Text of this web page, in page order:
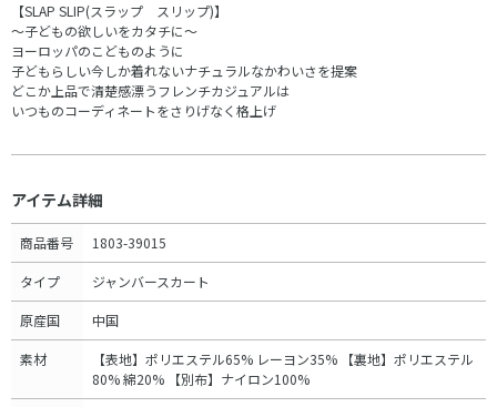
【SLAP SLIP(スラップ スリップ)】
～子どもの欲しいをカタチに～
ヨーロッパのこどものように
子どもらしい今しか着れないナチュラルなかわいさを提案
どこか上品で清楚感漂うフレンチカジュアルは
いつものコーディネートをさりげなく格上げ
アイテム詳細
商品番号 1803-39015
タイプ ジャンバースカート
原産国 中国
素材
【表地】ポリエステル65% レーヨン35% 【裏地】ポリエステル
80% 綿20% 【別布】ナイロン100%